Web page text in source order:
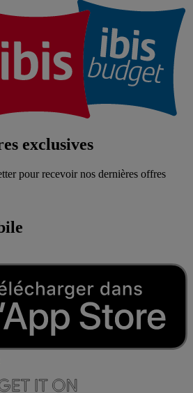
exclusives
pour recevoir nos dernières offres